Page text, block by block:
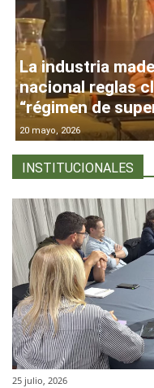
La industria
nacional reglas
“régimen de
20 mayo, 2026
INSTITUCIONALES
25 julio, 2026